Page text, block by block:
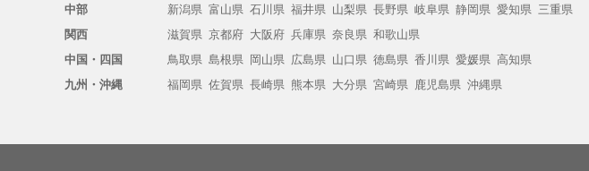
中部
新潟県 富山県 石川県 福井県 山梨県 長野県 岐阜県 静岡県 愛知県 三重県
関西
滋賀県 京都府 大阪府 兵庫県 奈良県 和歌山県
中国・四国
鳥取県 島根県 岡山県 広島県 山口県 徳島県 香川県 愛媛県 高知県
九州・沖縄
福岡県 佐賀県 長崎県 熊本県 大分県 宮崎県 鹿児島県 沖縄県